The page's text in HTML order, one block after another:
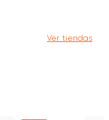
Ver tiendas